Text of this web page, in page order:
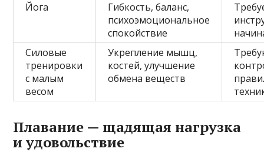
Йога
Гибкость, баланс,
психоэмоциональное
спокойствие
Силовые
тренировки
с малым
весом
Укрепление мышц,
костей, улучшение
обмена веществ
Плавание — щадящая нагрузка
и удовольствие